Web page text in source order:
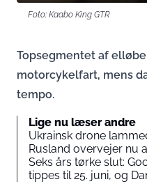
Foto: Kaabo King GTR
Topsegmentet af
motorcykelfart, mens
tempo.
Lige nu læser andre
Ukrainsk drone
Rusland overvejer nu
Seks års tørke slut:
tippes til 25. juni, og